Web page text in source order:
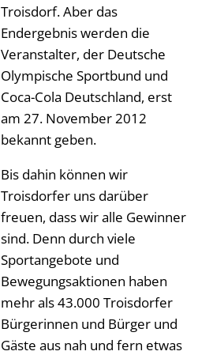
Troisdorf. Aber das
Endergebnis werden die
Veranstalter, der Deutsche
Olympische Sportbund und
Coca-Cola Deutschland, erst
am 27. November 2012
bekannt geben.
Bis dahin können wir
Troisdorfer uns darüber
freuen, dass wir alle Gewinner
sind. Denn durch viele
Sportangebote und
Bewegungsaktionen haben
mehr als 43.000 Troisdorfer
Bürgerinnen und Bürger und
Gäste aus nah und fern etwas